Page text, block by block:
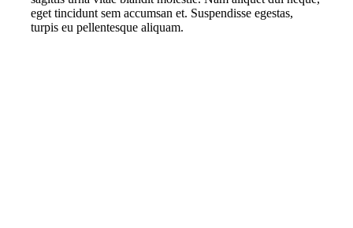
eget tincidunt sem accumsan et. Suspendisse egestas,
turpis eu pellentesque aliquam.